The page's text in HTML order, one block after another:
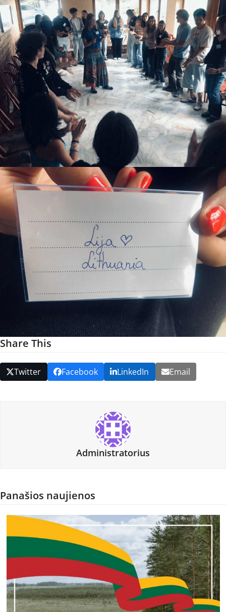
Share This
Twitter Facebook LinkedIn Email
Administratorius
Panašios naujienos